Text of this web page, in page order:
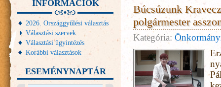
Búcsúzunk
polgármester
Kategória:
INFORMÁCIÓK
2026. Országgyűlési választás
Választási szervek
Választási ügyintézés
Korábbi választások
ESEMÉNYNAPTÁR